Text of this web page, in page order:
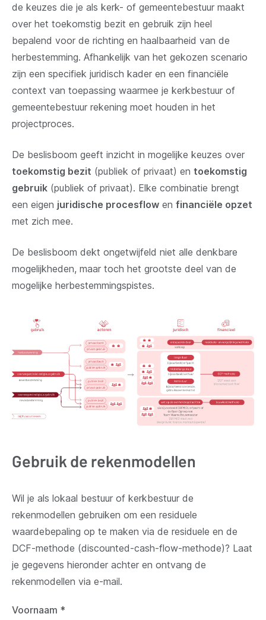
de keuzes die je als kerk- of gemeentebestuur maakt
over het toekomstig bezit en gebruik zijn heel
bepalend voor de richting en haalbaarheid van de
herbestemming. Afhankelijk van het gekozen scenario
zijn een specifiek juridisch kader en een financiële
context van toepassing waarmee je kerkbestuur of
gemeentebestuur rekening moet houden in het
projectproces.
De beslisboom geeft inzicht in mogelijke keuzes over
toekomstig bezit (publiek of privaat) en toekomstig
gebruik (publiek of privaat). Elke combinatie brengt
een eigen juridische procesflow en financiële opzet
met zich mee.
De beslisboom dekt ongetwijfeld niet alle denkbare
mogelijkheden, maar toch het grootste deel van de
mogelijke herbestemmingspistes.
Gebruik de rekenmodellen
Wil je als lokaal bestuur of kerkbestuur de
rekenmodellen gebruiken om een residuele
waardebepaling op te maken via de residuele en de
DCF-methode (discounted-cash-flow-methode)? Laat
je gegevens hieronder achter en ontvang de
rekenmodellen via e-mail.
Voornaam *